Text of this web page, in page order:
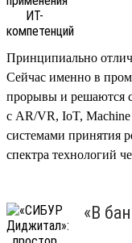
Принципиально
Сейчас именно в
прорывы и решаются
с AR/VR, IoT,
системами принятия
спектра технологий
«В